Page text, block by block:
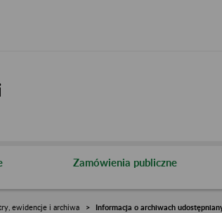
Zamówienia publiczne
ewidencje i archiwa Informacja o archiwach